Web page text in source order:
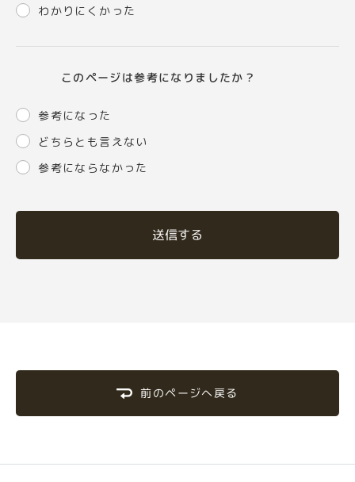
わかりにくかった
このページは参考になりましたか？
参考になった
どちらとも言えない
参考にならなかった
送信する
前のページへ戻る